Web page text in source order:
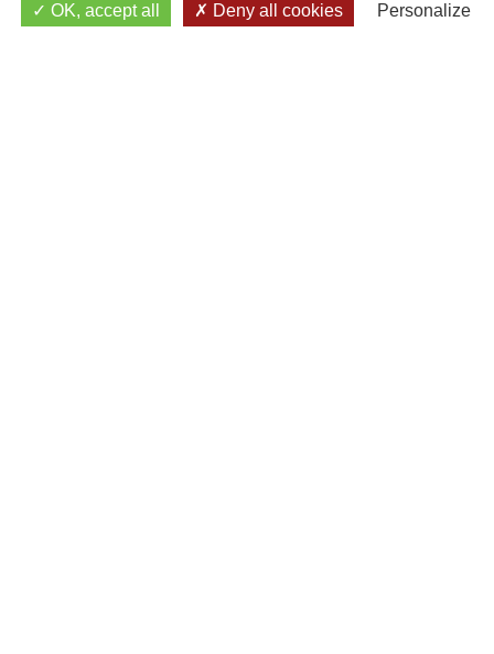
OK, accept all
Deny all cookies Personalize